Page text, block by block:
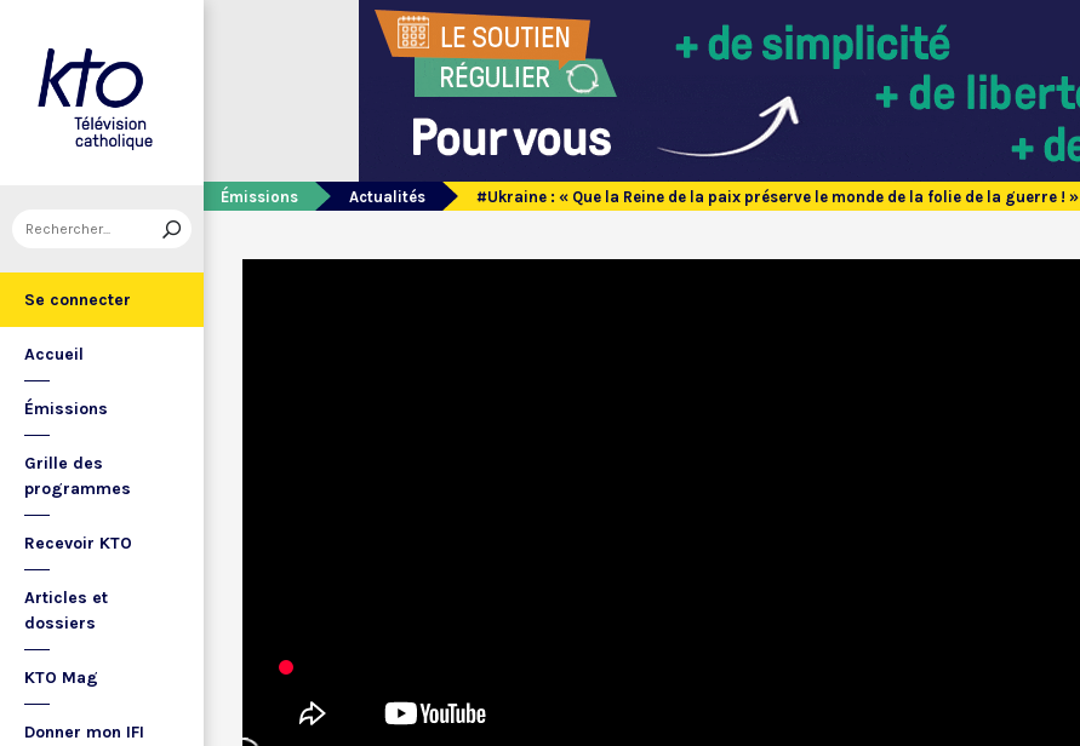
Se connecter
Accueil
Émissions
Grille des
programmes
Recevoir KTO
Articles et
dossiers
KTO Mag
Donner mon IFI
Émissions Actualités #Ukraine : « Que la Reine de la paix préserve le monde de la folie de la guerre ! »